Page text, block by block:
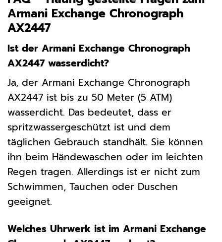
Armani Exchange Chronograph
AX2447
Ist der Armani Exchange Chronograph
AX2447 wasserdicht?
Ja, der Armani Exchange Chronograph
AX2447 ist bis zu 50 Meter (5 ATM)
wasserdicht. Das bedeutet, dass er
spritzwassergeschützt ist und dem
täglichen Gebrauch standhält. Sie können
ihn beim Händewaschen oder im leichten
Regen tragen. Allerdings ist er nicht zum
Schwimmen, Tauchen oder Duschen
geeignet.
Welches Uhrwerk ist im Armani Exchange